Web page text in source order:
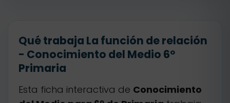
Qué trabaja La función de relación
- Conocimiento del Medio 6º
Primaria
Esta ficha interactiva de Conocimiento